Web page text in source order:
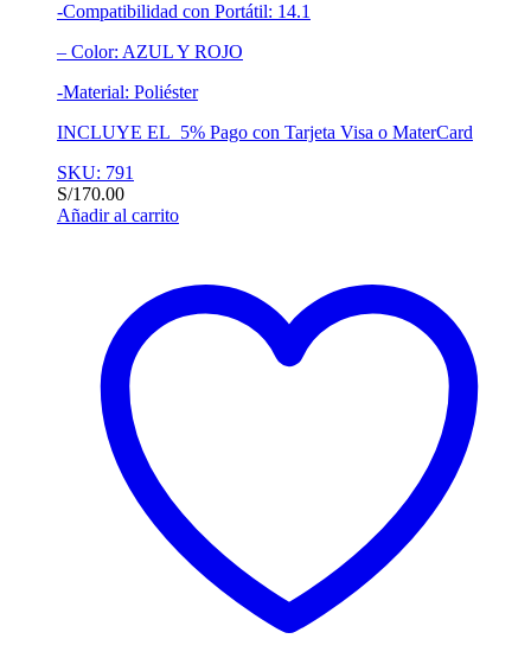
-Compatibilidad con Portátil: 14.1
– Color: AZUL Y ROJO
-Material: Poliéster
INCLUYE EL 5% Pago con Tarjeta Visa o MaterCard
SKU: 791
S/170.00
Añadir al carrito